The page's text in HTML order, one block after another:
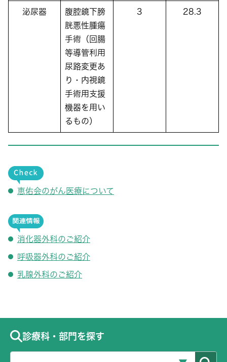
泌尿器
腹腔鏡下膀
胱悪性腫瘍
手術（回腸
等導管利用
尿路変更あ
り・内視鏡
手術用支援
機器を用い
るもの）
3 28.3
恵佑会のがん医療について
消化器外科のご紹介
呼吸器外科のご紹介
乳腺外科のご紹介
診療科・部門を探す